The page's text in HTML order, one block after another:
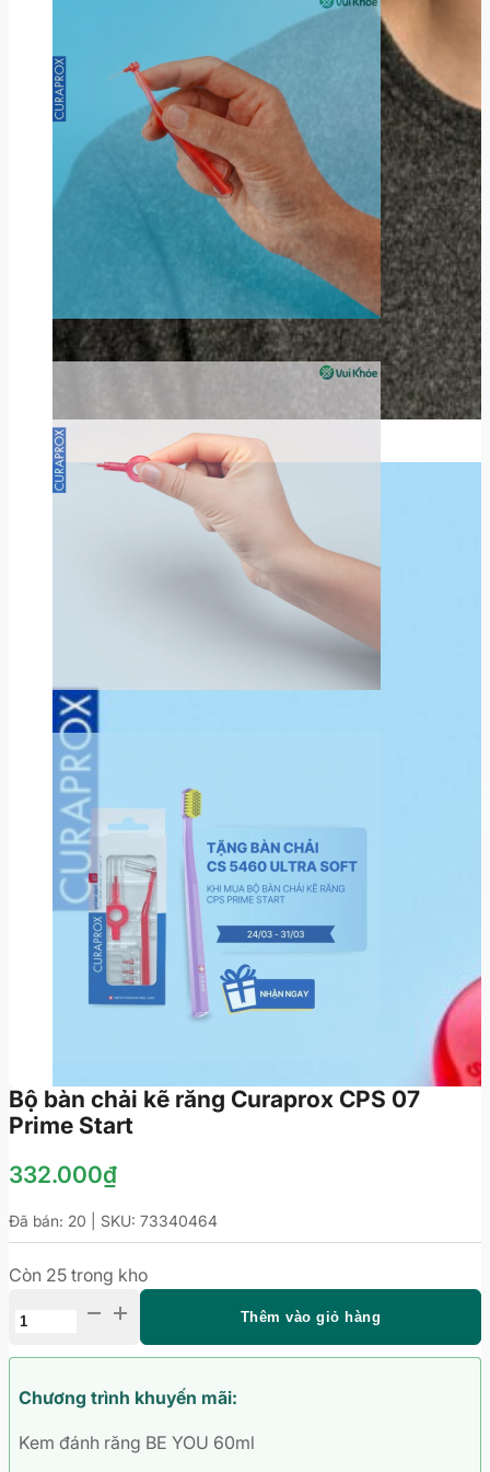
Bộ bàn chải kẽ răng Curaprox CPS 07
Prime Start
332.000₫
Đã bán: 20 | SKU: 73340464
Còn 25 trong kho
Bộ
kẽ
Curaprox
Thêm vào giỏ hàng
Chương trình khuyến mãi:
Kem đánh răng BE YOU 60ml